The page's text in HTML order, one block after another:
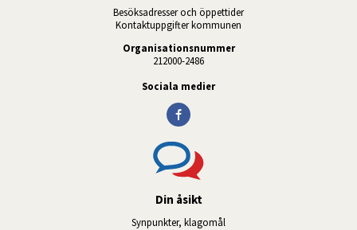
Besöksadresser och öppettider
Kontaktuppgifter kommunen
Organisationsnummer
212000-2486
Sociala medier
Din åsikt
Synpunkter, klagomål